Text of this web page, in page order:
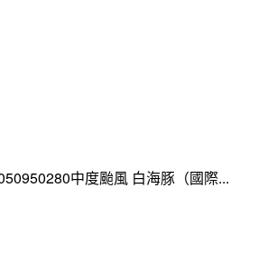
中度颱風 白海豚（國際...